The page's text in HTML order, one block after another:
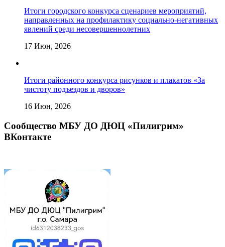
Итоги городского конкурса сценариев мероприятий,
направленных на профилактику социально-негативных
явлений среди несовершеннолетних
17 Июн, 2026
Итоги районного конкурса рисунков и плакатов «За
чистоту подъездов и дворов»
16 Июн, 2026
Сообщество МБУ ДО ДЮЦ «Пилигрим»
ВКонтакте